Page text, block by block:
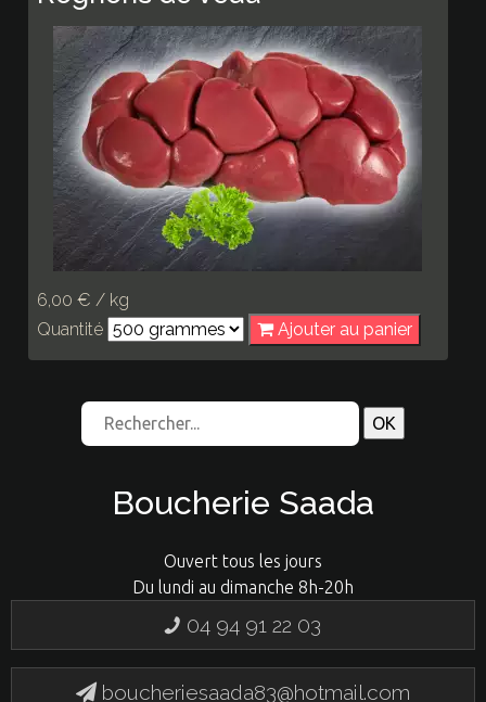
6,00 € / kg
Quantité
Ajouter au panier
Boucherie Saada
Ouvert tous les jours
Du lundi au dimanche 8h-20h
04 94 91 22 03
boucheriesaada83@hotmail.com